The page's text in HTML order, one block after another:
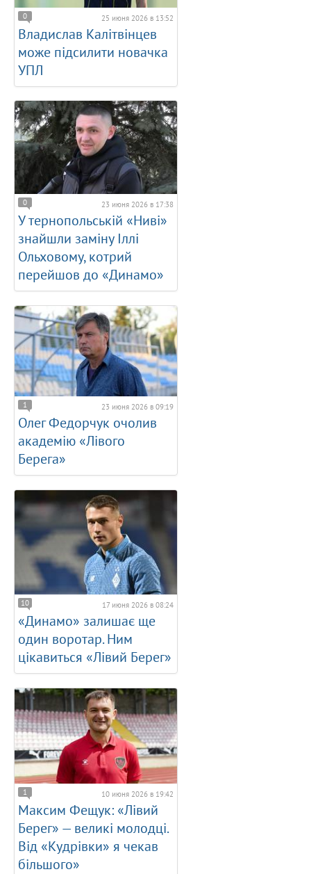
0 25 июня 2026 в 13:52
Владислав Калітвінцев
може підсилити новачка
УПЛ
0 23 июня 2026 в 17:38
У тернопольській «Ниві»
знайшли заміну Іллі
Ольховому, котрий
перейшов до «Динамо»
1 23 июня 2026 в 09:19
Олег Федорчук очолив
академію «Лівого
Берега»
10 17 июня 2026 в 08:24
«Динамо» залишає ще
один воротар. Ним
цікавиться «Лівий Берег»
1 10 июня 2026 в 19:42
Максим Фещук: «Лівий
Берег» — великі молодці.
Від «Кудрівки» я чекав
більшого»